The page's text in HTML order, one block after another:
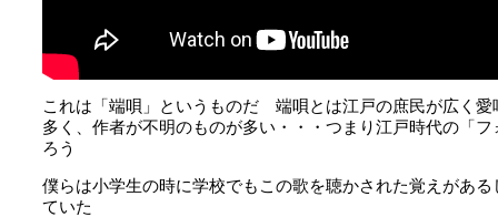
これは「端唄」というものだ 端唄とは江戸の庶民が広く
多く、作者が不明のものが多い・・・つまり江戸時代の「
ろう
僕らは小学生の時に学校でもこの歌を聴かされた覚えがあ
ていた